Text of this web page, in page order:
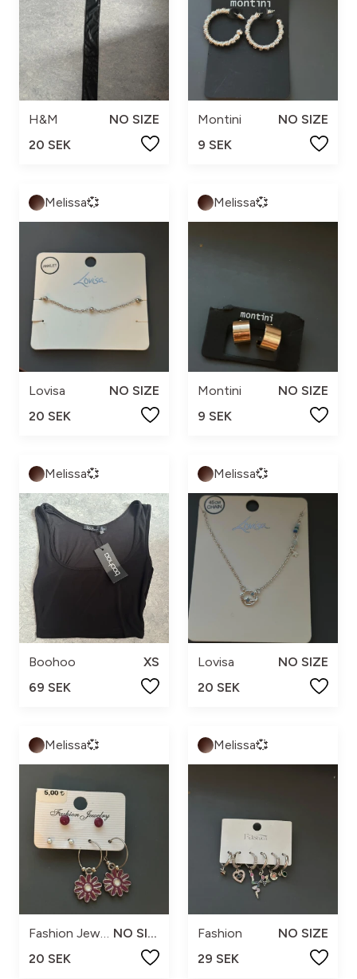
H&M
NO SIZE
20 SEK
Montini
NO SIZE
9 SEK
Melissa💞
Lovisa
NO SIZE
20 SEK
Melissa💞
Montini
NO SIZE
9 SEK
Melissa💞
Boohoo
XS
69 SEK
Melissa💞
Lovisa
NO SIZE
20 SEK
Melissa💞
Fashion Jewelry
NO SIZE
20 SEK
Melissa💞
Fashion
NO SIZE
29 SEK